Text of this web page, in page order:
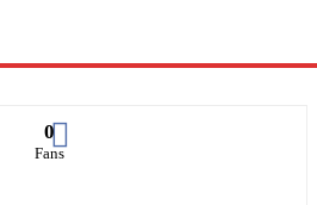
0
Fans